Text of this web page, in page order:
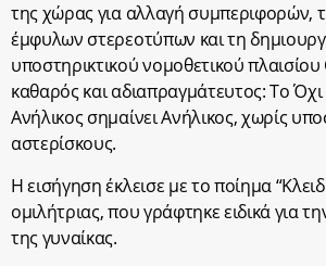
της χώρας για αλλαγή συμπεριφορών,
έμφυλων στερεοτύπων και τη
υποστηρικτικού νομοθετικού πλαισίου
καθαρός και αδιαπραγμάτευτος: Το Όχι
Ανήλικος σημαίνει Ανήλικος, χωρίς
αστερίσκους.
Η εισήγηση έκλεισε με το ποίημα
ομιλήτριας, που γράφτηκε ειδικά για
της γυναίκας.